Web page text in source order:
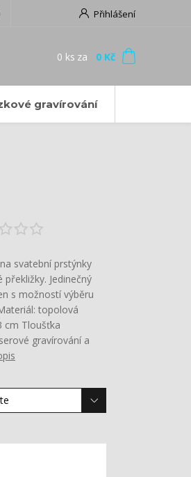
Přihlášení
0 ks za 0 Kč
gravírování
svatební prstýnky
Jedinečný
s možností výběru
topolová
cm Tloušťka
gravírování a